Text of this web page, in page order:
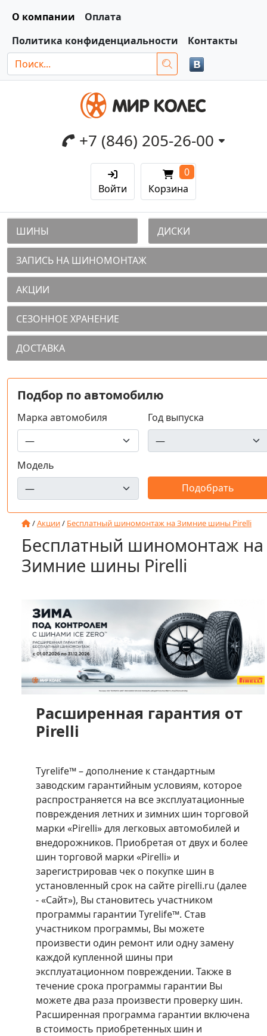
О компании
Оплата
Политика конфиденциальности
Контакты
+7 (846) 205-26-00
Войти Корзина
0
ШИНЫ ДИСКИ
ЗАПИСЬ НА ШИНОМОНТАЖ
АКЦИИ
СЕЗОННОЕ ХРАНЕНИЕ
ДОСТАВКА
Подбор по автомобилю
Марка автомобиля Год выпуска
Модель
/Акции/ Бесплатный шиномонтаж на Зимние шины Pirelli
Бесплатный шиномонтаж на
Зимние шины Pirelli
Расширенная гарантия от
Pirelli
Tyrelife™ – дополнение к стандартным
заводским гарантийным условиям, которое
распространяется на все эксплуатационные
повреждения летних и зимних шин торговой
марки «Pirelli» для легковых автомобилей и
внедорожников. Приобретая от двух и более
шин торговой марки «Pirelli» и
зарегистрировав чек о покупке шин в
установленный срок на сайте pirelli.ru (далее
- «Сайт»), Вы становитесь участником
программы гарантии Tyrelife™. Став
участником программы, Вы можете
произвести один ремонт или одну замену
каждой купленной шины при
эксплуатационном повреждении. Также в
течение срока программы гарантии Вы
можете два раза произвести проверку шин.
Расширенная программа гарантии включена
в стоимость приобретенных шин и